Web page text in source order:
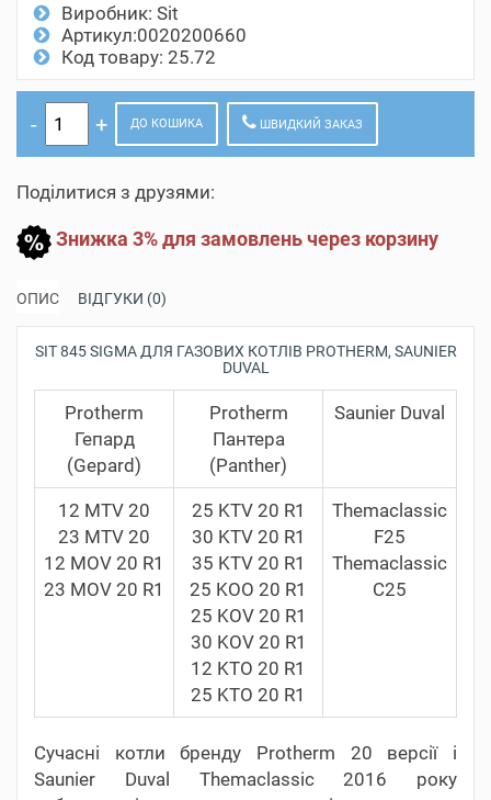
Виробник: Sit
Артикул:0020200660
Код товару: 25.72
ДО КОШИКА ШВИДКИЙ ЗАКАЗ
Поділитися з друзями:
Знижка 3% для замовлень через корзину
ОПИС ВІДГУКИ (0)
SIT 845 SIGMA ДЛЯ ГАЗОВИХ КОТЛІВ PROTHERM, SAUNIER
DUVAL
Protherm
Гепард
(Gepard)
Protherm
Пантера
(Panther)
Saunier Duval
12 MTV 20
23 MTV 20
12 MOV 20 R1
23 MOV 20 R1
25 KTV 20 R1
30 KTV 20 R1
35 KTV 20 R1
25 KOO 20 R1
25 KOV 20 R1
30 KOV 20 R1
12 KTO 20 R1
25 KTO 20 R1
Themaclassic
F25
Themaclassic
C25
Сучасні котли бренду Protherm 20 версії і
Saunier Duval Themaclassic 2016 року